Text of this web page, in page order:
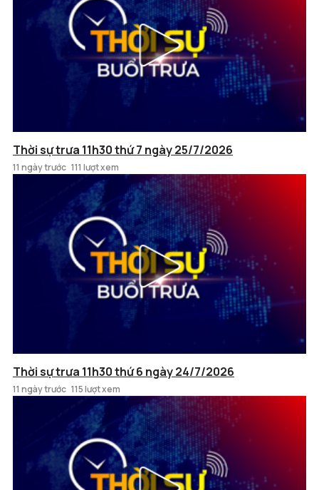
Thời sự trưa 11h30 thứ 7 ngày 25/7/2026
11 ngày trước 111 lượt xem
Thời sự trưa 11h30 thứ 6 ngày 24/7/2026
11 ngày trước 115 lượt xem